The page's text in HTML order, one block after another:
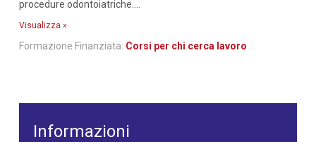
procedure odontoiatriche....
Visualizza »
Formazione Finanziata: Corsi per chi cerca lavoro
Informazioni